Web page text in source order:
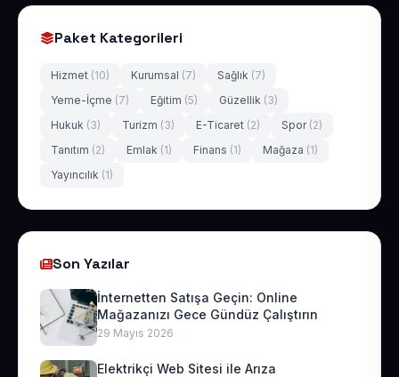
Paket Kategorileri
Hizmet (10) Kurumsal (7) Sağlık (7)
Yeme-İçme (7) Eğitim (5) Güzellik (3)
Hukuk (3) Turizm (3) E-Ticaret (2) Spor (2)
Tanıtım (2) Emlak (1) Finans (1) Mağaza (1)
Yayıncılık (1)
Son Yazılar
İnternetten Satışa Geçin: Online
Mağazanızı Gece Gündüz Çalıştırın
29 Mayıs 2026
Elektrikçi Web Sitesi ile Arıza